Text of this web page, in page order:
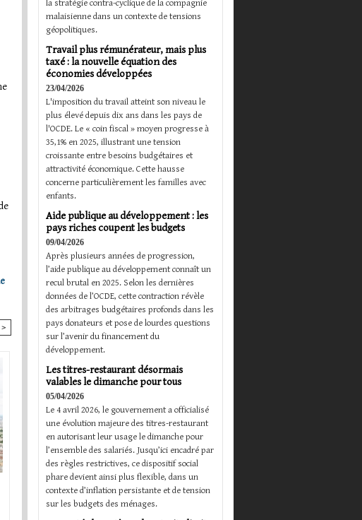
>
la stratégie contra-cyclique de la compagnie
malaisienne dans un contexte de tensions
géopolitiques.
Travail plus rémunérateur, mais plus
taxé : la nouvelle équation des
économies développées
23/04/2026
L'imposition du travail atteint son niveau le
plus élevé depuis dix ans dans les pays de
l'OCDE. Le « coin fiscal » moyen progresse à
35,1% en 2025, illustrant une tension
croissante entre besoins budgétaires et
attractivité économique. Cette hausse
concerne particulièrement les familles avec
enfants.
Aide publique au développement : les
pays riches coupent les budgets
09/04/2026
Après plusieurs années de progression,
l’aide publique au développement connaît un
recul brutal en 2025. Selon les dernières
données de l’OCDE, cette contraction révèle
des arbitrages budgétaires profonds dans les
pays donateurs et pose de lourdes questions
sur l’avenir du financement du
développement.
Les titres-restaurant désormais
valables le dimanche pour tous
05/04/2026
Le 4 avril 2026, le gouvernement a officialisé
une évolution majeure des titres-restaurant
en autorisant leur usage le dimanche pour
l’ensemble des salariés. Jusqu’ici encadré par
des règles restrictives, ce dispositif social
phare devient ainsi plus flexible, dans un
contexte d’inflation persistante et de tension
sur les budgets des ménages.